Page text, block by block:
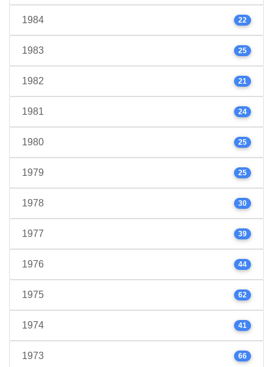
1984 22
1983 25
1982 21
1981 24
1980 25
1979 25
1978 30
1977 39
1976 44
1975 62
1974 41
1973 66